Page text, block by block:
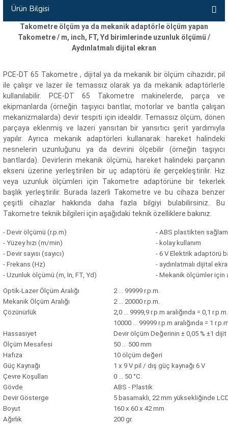
AKIM TEST CİHAZILARI
Test Cihazları
Kameralar
Cihazları
Cihazları
Cihazları
İSTASYONU
Ürün Bilgisi
Takometre ölçüm ya da mekanik adaptörle ölçüm yapan
Takometre / m, inch, FT, Yd birimlerinde uzunluk ölçümü /
Aydınlatmalı dijital ekran
PCE-DT 65 Takometre , dijital ya da mekanik bir ölçüm cihazıdır; pil
ile çalışır ve lazer ile temassız olarak ya da mekanik adaptörlerle
kullanılabilir. PCE-DT 65 Takometre makinelerde, parça ve
ekipmanlarda (örneğin taşıyıcı bantlar, motorlar ve bantla çalışan
mekanizmalarda) devir tespiti için idealdir. Temassız ölçüm, dönen
parçaya eklenmiş ve lazeri yansıtan bir yansıtıcı şerit yardımıyla
yapılır. Ayrıca mekanik adaptörleri kullanarak hareket halindeki
nesnelerin uzunluğunu ya da devrini ölçebilir (örneğin taşıyıcı
bantlarda). Devirlerin mekanik ölçümü, hareket halindeki parçanın
ekseni üzerine yerleştirilen bir uç adaptörü ile gerçekleştirilir. Hız
veya uzunluk ölçümleri için Takometre adaptörüne bir tekerlek
başlık yerleştirilir. Burada lazerli Takometre ve bu cihaza benzer
çeşitli cihazlar hakkında daha fazla bilgiyi bulabilirsiniz. Bu
Takometre teknik bilgileri için aşağıdaki teknik özelliklere bakınız.
- Devir ölçümü (r.p.m)
- Yüzey hızı (m/min)
- Devir sayısı (sayıcı)
- Frekans (Hz)
- Uzunluk ölçümü (m, In, FT, Yd)
- ABS plastikten
- kolay kullanım
- 6 V Elektrik adaptörü
- aydınlatmalı dijital
- Mekanik ölçümler için
Optik-Lazer Ölçüm Aralığı
2 ... 99999 r.p.m.
Mekanik Ölçüm Aralığı
2 ... 20000 r.p.m.
Çözünürlük
2,0 ... 9999,9 r.p.m aralığında = 0,1 r.p.m.
10000 ... 99999 r.p.m aralığında = 1
Hassasiyet
Devir ölçüm Değerinin ± 0,05 % ±1 dijit
Ölçüm Mesafesi
50 ... 500 mm
Hafıza
10 ölçüm değeri
Güç Kaynağı
1 x 9 V pil / dış güç kaynağı 6 V
Çevre Koşulları
0 ... 50 °C
Gövde
ABS - Plastik
Devir Gösterge
5 basamaklı, 22 mm yüksekliğinde
Boyut
160 x 60 x 42 mm
Ağırlık
200 gr.